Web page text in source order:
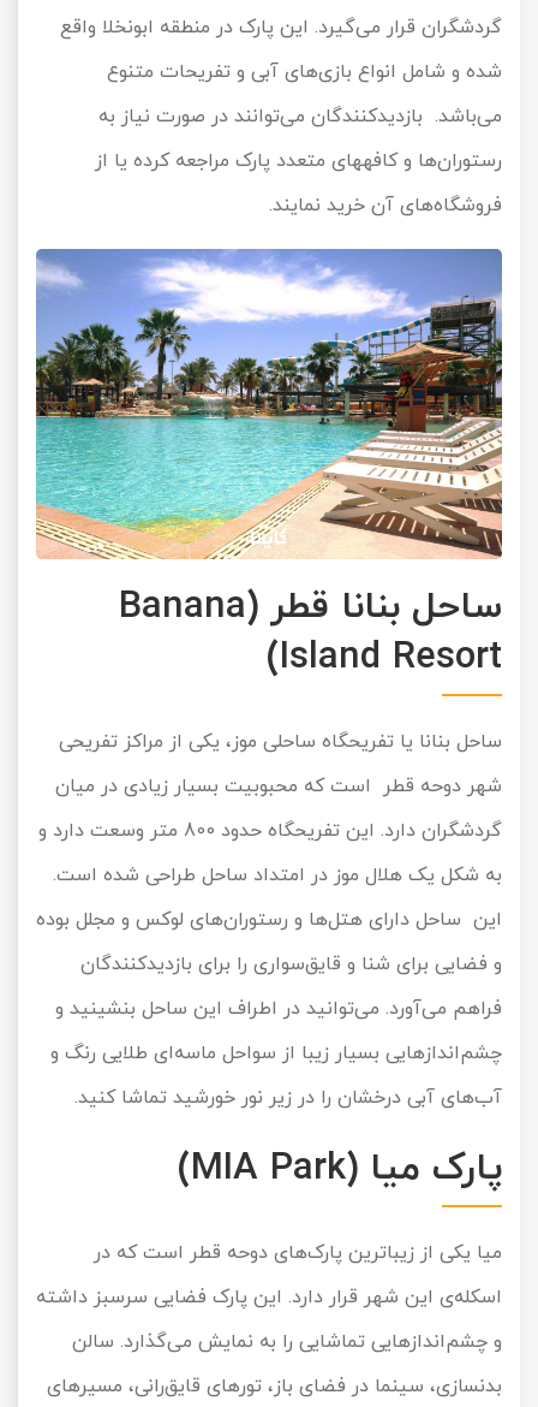
گردشگران قرار می‌گیرد. این پارک در منطقه ابونخلا واقع
شده و شامل انواع بازی‌های آبی و تفریحات متنوع
می‌باشد. بازدیدکنندگان می‌توانند در صورت نیاز به
رستوران‌ها و کافه‎های متعدد پارک مراجعه کرده یا از
فروشگاه‌های آن خرید نمایند.
ساحل بنانا قطر (Banana
Island Resort)
ساحل بنانا یا تفریحگاه ساحلی موز، یکی از مراکز تفریحی
شهر دوحه قطر است که محبوبیت بسیار زیادی در میان
گردشگران دارد. این تفریحگاه حدود 800 متر وسعت دارد و
به شکل یک هلال موز در امتداد ساحل طراحی شده است.
این ساحل دارای هتل‌ها و رستوران‌های لوکس و مجلل بوده
و فضایی برای شنا و قایق‌سواری را برای بازدیدکنندگان
فراهم می‌آورد. می‌توانید در اطراف این ساحل بنشینید و
چشم‌اندازهایی بسیار زیبا از سواحل ماسه‌ای طلایی رنگ و
آب‌های آبی درخشان را در زیر نور خورشید تماشا کنید.
پارک میا (MIA Park)
میا یکی از زیباترین پارک‌های دوحه قطر است که در
اسکله‌ی این شهر قرار دارد. این پارک فضایی سرسبز داشته
و چشم‌اندازهایی تماشایی را به نمایش می‌گذارد. سالن
بدنسازی، سینما در فضای باز، تورهای قایق‌رانی، مسیرهای